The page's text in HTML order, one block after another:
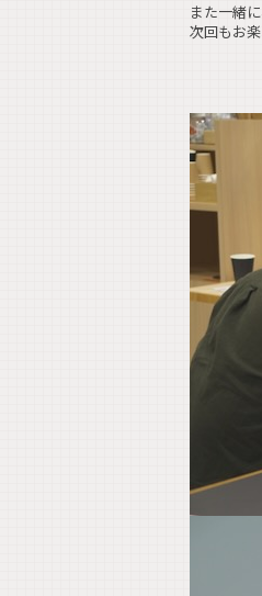
また一緒
次回もお